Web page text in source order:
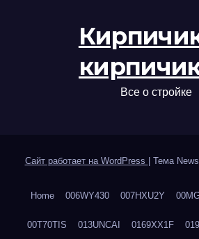
Все о стройке
Сайт работает на WordPress Тема
Home 006WY430 007HXU2Y
00T70TIS 013UNCAI 0169XX1F